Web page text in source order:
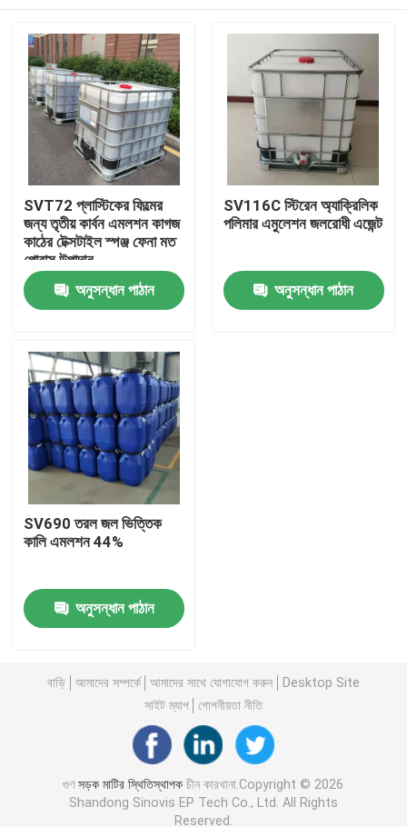
পণ্য
আমাদের সম্পর্কে
কারখানা পরিদর্শন
গুণমান নিয়ন্ত্রণ
আমাদের সাথে যোগাযোগ
সড়ক মাটির স্থিতিস্থাপক
তরল মাটি স্টেবিলাইজার
SVT72 প্লাস্টিকের ফিল্মের
জন্য তৃতীয় কার্বন এমলশন কাগজ
কাঠের টেক্সটাইল স্পঞ্জ ফেনা মত
পোরাস উপাদান
অনুসন্ধান পাঠান
SV116C স্টিরেন অ্যাক্রিলিক
পলিমার এমুলেশন জলরোধী এজেন্ট
অনুসন্ধান পাঠান
SV690 তরল জল ভিত্তিক
কালি এমলশন 44%
অনুসন্ধান পাঠান
বাড়ি আমাদের সম্পর্কে আমাদের সাথে যোগাযোগ করুন
Desktop Site
সাইট ম্যাপ
গোপনীয়তা নীতি
গুণসড়ক মাটির স্থিতিস্থাপক চীন কারখানা.Copyright © 2026
Shandong Sinovis EP Tech Co., Ltd. All Rights
Reserved.